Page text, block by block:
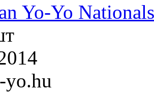
Yo-Yo Nationals